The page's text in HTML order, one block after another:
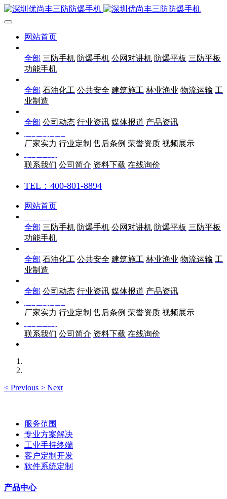
网站首页
全部 三防手机 防爆手机 公网对讲机 防爆平板 三防平板
功能手机
全部 石油化工 公共安全 建筑施工 林业渔业 物流运输 工
业制造
全部 公司动态 行业资讯 媒体报道 产品资讯
厂家实力 行业定制 售后条例 荣誉资质 视频展示
联系我们 公司简介 资料下载 在线询价
TEL：400-801-8894
网站首页
全部 三防手机 防爆手机 公网对讲机 防爆平板 三防平板
功能手机
全部 石油化工 公共安全 建筑施工 林业渔业 物流运输 工
业制造
全部 公司动态 行业资讯 媒体报道 产品资讯
厂家实力 行业定制 售后条例 荣誉资质 视频展示
联系我们 公司简介 资料下载 在线询价
< Previous > Next
服务范围
专业方案解决
工业手持终端
客户定制开发
软件系统定制
产品中心